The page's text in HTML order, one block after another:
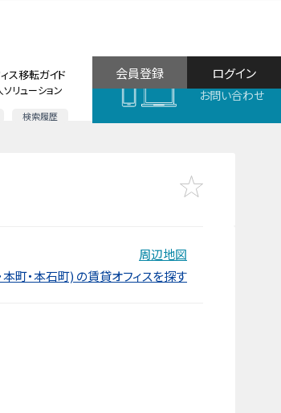
リューション
検索履歴
ス移転ガイド
お問い合わせ
ログイン
会員登録
周辺地図
町・本石町) の賃貸オフィスを探す